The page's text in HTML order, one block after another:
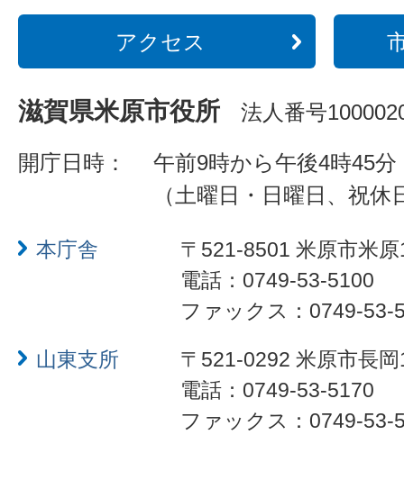
アクセス
滋賀県米原市役所 法人番号
開庁日時：
午前9時から午後4時45分
（土曜日・日曜日、祝
本庁舎
〒521-8501 米原市米
電話：0749-53-5100
ファックス：0749-53-
山東支所
〒521-0292 米原市長
電話：0749-53-5170
ファックス：0749-53-